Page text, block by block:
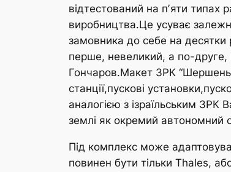
відтестований на пʼяти типах
виробництва.Це усуває
замовника до себе на десятки
перше, невеликий, а по-
Гончаров.Макет ЗРК
станції,пускові
аналогією з ізраїльським
землі як окремий автономний
Під комплекс може
повинен бути тільки Thales,